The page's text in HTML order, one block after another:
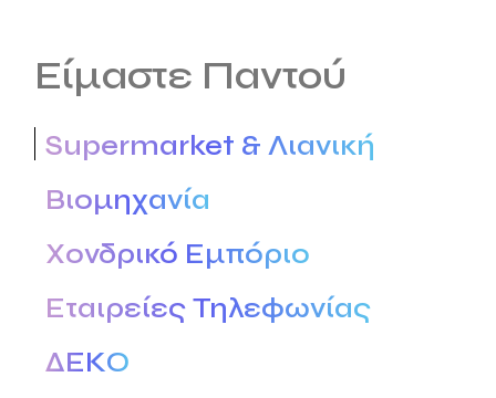
Είμαστε Παντού
Supermarket & Λιανική
Βιομηχανία
Χονδρικό Εμπόριο
Εταιρείες Τηλεφωνίας
ΔΕΚΟ